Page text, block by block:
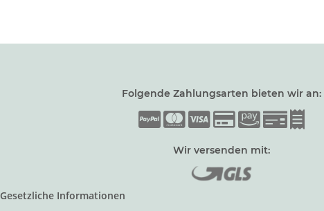
Folgende Zahlungsarten bieten wir an:
Wir versenden mit:
Gesetzliche Informationen